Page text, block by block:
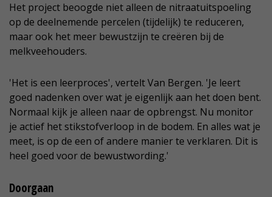
Het project beoogde niet alleen de nitraatuitspoeling
op de deelnemende percelen (tijdelijk) te reduceren,
maar ook het meer bewustzijn te creëren bij de
melkveehouders.
'Het is een leerproces', vertelt Van Bergen. 'Je leert
goed nadenken over wat je eigenlijk aan het doen bent.
Normaal kijk je alleen naar de opbrengst. Nu monitor
je actief het stikstofverloop in de bodem. En alles wat je
meet, is op de een of andere manier te verklaren. Dit is
heel goed voor de bewustwording.'
Doorgaan